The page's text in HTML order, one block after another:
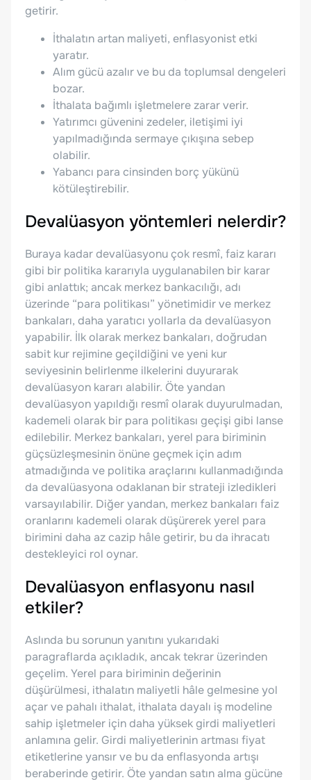
getirir.
İthalatın artan maliyeti, enflasyonist etki
yaratır.
Alım gücü azalır ve bu da toplumsal dengeleri
bozar.
İthalata bağımlı işletmelere zarar verir.
Yatırımcı güvenini zedeler, iletişimi iyi
yapılmadığında sermaye çıkışına sebep
olabilir.
Yabancı para cinsinden borç yükünü
kötüleştirebilir.
Devalüasyon yöntemleri nelerdir?
Buraya kadar devalüasyonu çok resmî, faiz kararı
gibi bir politika kararıyla uygulanabilen bir karar
gibi anlattık; ancak merkez bankacılığı, adı
üzerinde “para politikası” yönetimidir ve merkez
bankaları, daha yaratıcı yollarla da devalüasyon
yapabilir. İlk olarak merkez bankaları, doğrudan
sabit kur rejimine geçildiğini ve yeni kur
seviyesinin belirlenme ilkelerini duyurarak
devalüasyon kararı alabilir. Öte yandan
devalüasyon yapıldığı resmî olarak duyurulmadan,
kademeli olarak bir para politikası geçişi gibi lanse
edilebilir. Merkez bankaları, yerel para biriminin
güçsüzleşmesinin önüne geçmek için adım
atmadığında ve politika araçlarını kullanmadığında
da devalüasyona odaklanan bir strateji izledikleri
varsayılabilir. Diğer yandan, merkez bankaları faiz
oranlarını kademeli olarak düşürerek yerel para
birimini daha az cazip hâle getirir, bu da ihracatı
destekleyici rol oynar.
Devalüasyon enflasyonu nasıl
etkiler?
Aslında bu sorunun yanıtını yukarıdaki
paragraflarda açıkladık, ancak tekrar üzerinden
geçelim. Yerel para biriminin değerinin
düşürülmesi, ithalatın maliyetli hâle gelmesine yol
açar ve pahalı ithalat, ithalata dayalı iş modeline
sahip işletmeler için daha yüksek girdi maliyetleri
anlamına gelir. Girdi maliyetlerinin artması fiyat
etiketlerine yansır ve bu da enflasyonda artışı
beraberinde getirir. Öte yandan satın alma gücüne